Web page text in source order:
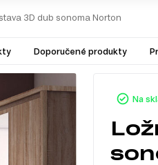
3D dub sonoma Norton
Doporučené produkty
Na